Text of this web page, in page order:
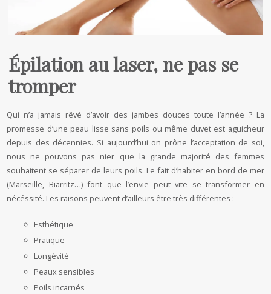
Épilation au laser, ne pas se
tromper
Qui n’a jamais rêvé d’avoir des jambes douces toute l’année ? La
promesse d’une peau lisse sans poils ou même duvet est aguicheur
depuis des décennies. Si aujourd’hui on prône l’acceptation de soi,
nous ne pouvons pas nier que la grande majorité des femmes
souhaitent se séparer de leurs poils. Le fait d’habiter en bord de mer
(Marseille, Biarritz…) font que l’envie peut vite se transformer en
nécéssité. Les raisons peuvent d’ailleurs être très différentes :
Esthétique
Pratique
Longévité
Peaux sensibles
Poils incarnés